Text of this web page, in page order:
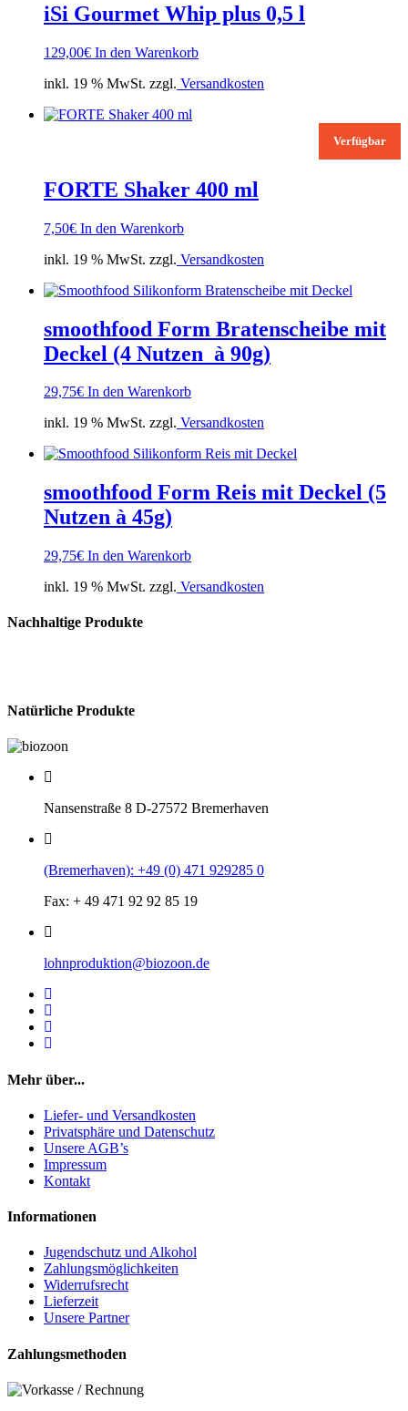
iSi Gourmet Whip plus 0,5 l
129,00€ In den Warenkorb
inkl. 19 % MwSt. zzgl. Versandkosten
Verfügbar
FORTE Shaker 400 ml
7,50€ In den Warenkorb
inkl. 19 % MwSt. zzgl. Versandkosten
smoothfood Form Bratenscheibe mit
Deckel (4 Nutzen à 90g)
29,75€ In den Warenkorb
inkl. 19 % MwSt. zzgl. Versandkosten
smoothfood Form Reis mit Deckel (5
Nutzen à 45g)
29,75€ In den Warenkorb
inkl. 19 % MwSt. zzgl. Versandkosten
Nachhaltige Produkte
Natürliche Produkte
Nansenstraße 8 D-27572 Bremerhaven
(Bremerhaven): +49 (0) 471 929285 0
Fax: + 49 471 92 92 85 19
lohnproduktion@biozoon.de
Mehr über...
Liefer- und Versandkosten
Privatsphäre und Datenschutz
Unsere AGB’s
Impressum
Kontakt
Informationen
Jugendschutz und Alkohol
Zahlungsmöglichkeiten
Widerrufsrecht
Lieferzeit
Unsere Partner
Zahlungsmethoden